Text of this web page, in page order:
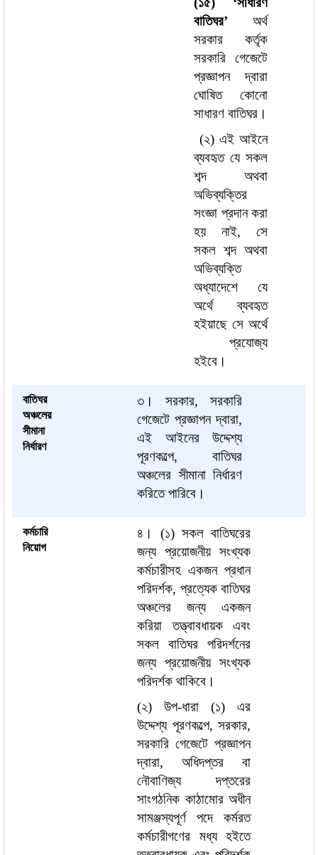
বাতিঘর’অর্থ
সরকার কর্তৃক
সরকারি গেজেটে
প্রজ্ঞাপন দ্বারা
ঘোষিত কোনো
সাধারণ বাতিঘর।
(২) এই আইনে
ব্যবহৃত যে সকল
শব্দ অথবা
অভিব্যক্তির
সংজ্ঞা প্রদান করা
হয় নাই, সে
সকল শব্দ অথবা
অভিব্যক্তি
অধ্যাদেশে যে
অর্থে ব্যবহৃত
হইয়াছে সে অর্থে
প্রযোজ্য
হইবে।
বাতিঘর
অঞ্চলের
সীমানা
নির্ধারণ
৩। সরকার, সরকারি
গেজেটে প্রজ্ঞাপন দ্বারা,
এই আইনের উদ্দেশ্য
পূরণকল্পে, বাতিঘর
অঞ্চলের সীমানা নির্ধারণ
করিতে পারিবে।
কর্মচারি
নিয়োগ
৪। (১) সকল বাতিঘরের
জন্য প্রয়োজনীয় সংখ্যক
কর্মচারীসহ একজন প্রধান
পরিদর্শক, প্রত্যেক বাতিঘর
অঞ্চলের জন্য একজন
করিয়া তত্ত্বাবধায়ক এবং
সকল বাতিঘর পরিদর্শনের
জন্য প্রয়োজনীয় সংখ্যক
পরিদর্শক থাকিবে।
(২) উপ-ধারা (১) এর
উদ্দেশ্য পূরণকল্পে, সরকার,
সরকারি গেজেটে প্রজ্ঞাপন
দ্বারা, অধিদপ্তর বা
নৌবাণিজ্য দপ্তরের
সাংগঠনিক কাঠামোর অধীন
সামঞ্জস্যপূর্ণ পদে কর্মরত
কর্মচারীগণের মধ্য হইতে